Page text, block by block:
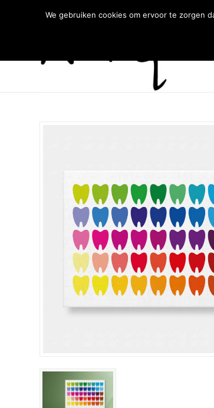
We gebruiken cookies om ervoor te zorgen